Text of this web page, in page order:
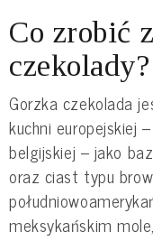
Co zrobić
czekolady?
Gorzka czekolada
kuchni europejskiej
belgijskiej – jako
oraz ciast typu
meksykańskim